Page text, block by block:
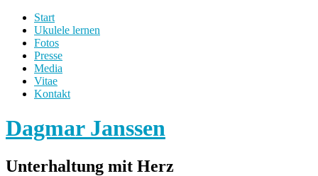
Start
Ukulele lernen
Fotos
Presse
Media
Vitae
Kontakt
Dagmar Janssen
Unterhaltung mit Herz